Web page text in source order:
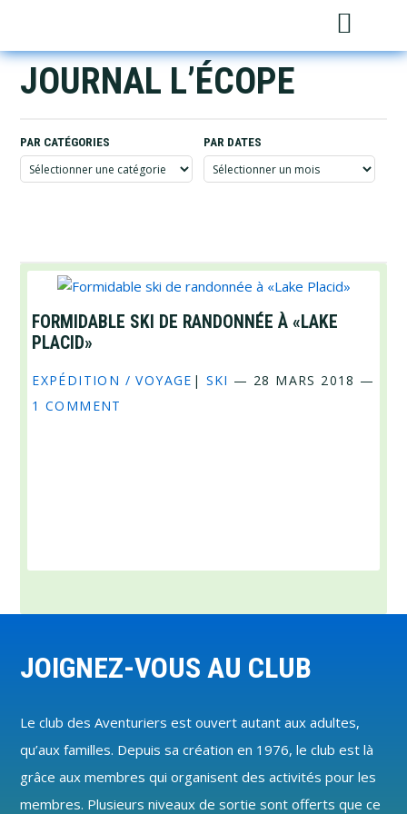
primary
navigation
main
content
footer
JOURNAL L’ÉCOPE
PAR CATÉGORIES
Par
catégories
PAR DATES
Par
dates
FORMIDABLE SKI DE RANDONNÉE À «LAKE
PLACID»
EXPÉDITION / VOYAGE | SKI — 28 MARS 2018 —
1 COMMENT
Footer
JOIGNEZ-VOUS AU CLUB
Le club des Aventuriers est ouvert autant aux adultes,
qu’aux familles. Depuis sa création en 1976, le club est là
grâce aux membres qui organisent des activités pour les
membres. Plusieurs niveaux de sortie sont offerts que ce